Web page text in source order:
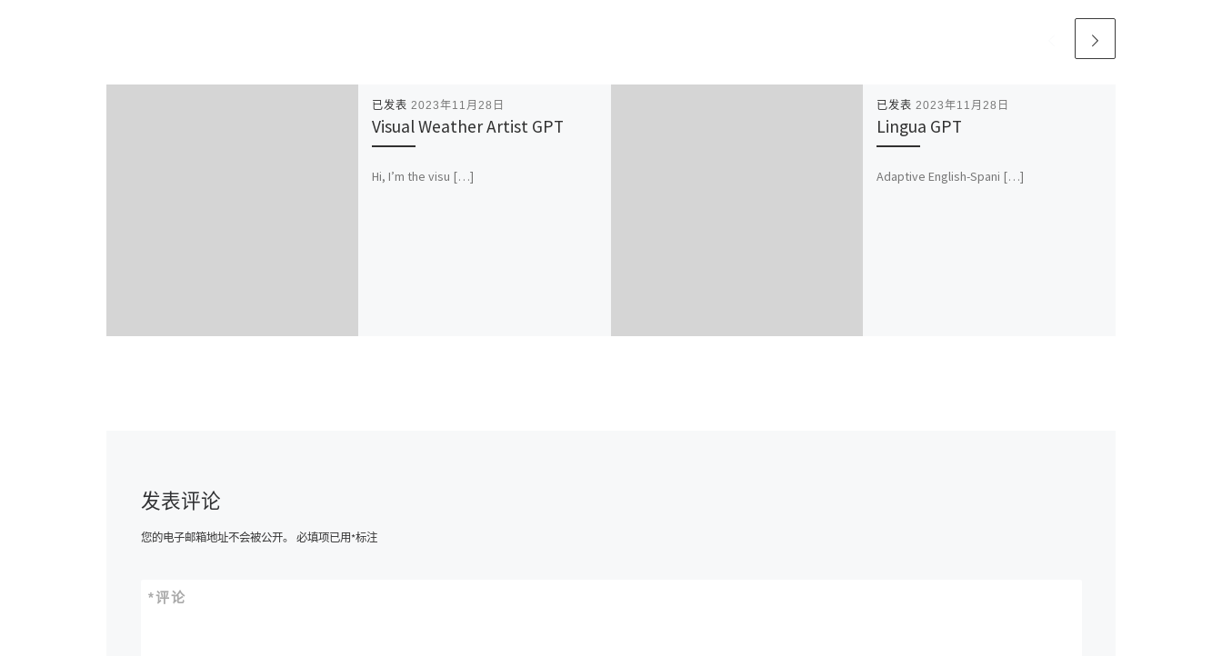
已发表 2023年11月28日
Visual Weather Artist GPT
Hi, I’m the visu […]
已发表 2023年11月28日
Lingua GPT
Adaptive English-Spani […]
发表评论
您的电子邮箱地址不会被公开。 必填项已用*标注
评论
*